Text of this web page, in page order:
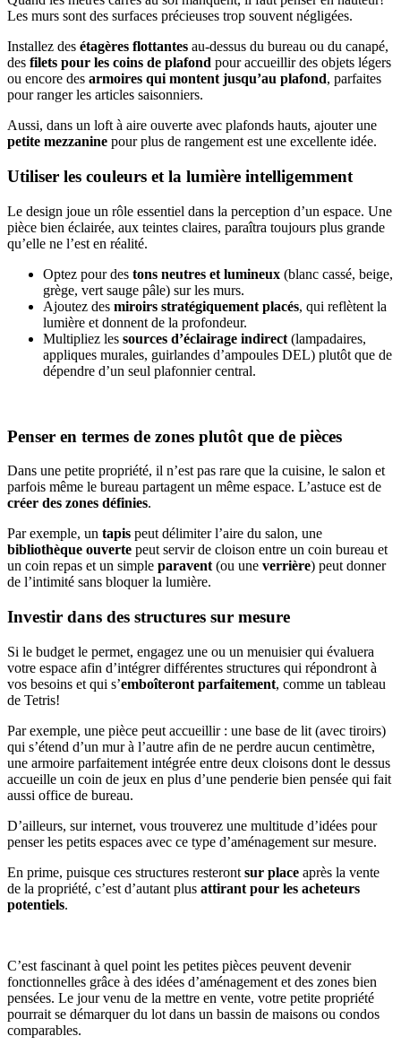
Les murs sont des surfaces précieuses trop souvent négligées.
Installez des étagères flottantes au-dessus du bureau ou du canapé,
des filets pour les coins de plafond pour accueillir des objets légers
ou encore des armoires qui montent jusqu’au plafond, parfaites
pour ranger les articles saisonniers.
Aussi, dans un loft à aire ouverte avec plafonds hauts, ajouter une
petite mezzanine pour plus de rangement est une excellente idée.
Utiliser les couleurs et la lumière intelligemment
Le design joue un rôle essentiel dans la perception d’un espace. Une
pièce bien éclairée, aux teintes claires, paraîtra toujours plus grande
qu’elle ne l’est en réalité.
Optez pour des tons neutres et lumineux (blanc cassé, beige,
grège, vert sauge pâle) sur les murs.
Ajoutez des miroirs stratégiquement placés, qui reflètent la
lumière et donnent de la profondeur.
Multipliez les sources d’éclairage indirect (lampadaires,
appliques murales, guirlandes d’ampoules DEL) plutôt que de
dépendre d’un seul plafonnier central.
Penser en termes de zones plutôt que de pièces
Dans une petite propriété, il n’est pas rare que la cuisine, le salon et
parfois même le bureau partagent un même espace. L’astuce est de
créer des zones définies.
Par exemple, un tapis peut délimiter l’aire du salon, une
bibliothèque ouverte peut servir de cloison entre un coin bureau et
un coin repas et un simple paravent (ou une verrière) peut donner
de l’intimité sans bloquer la lumière.
Investir dans des structures sur mesure
Si le budget le permet, engagez une ou un menuisier qui évaluera
votre espace afin d’intégrer différentes structures qui répondront à
vos besoins et qui s’emboîteront parfaitement, comme un tableau
de Tetris!
Par exemple, une pièce peut accueillir : une base de lit (avec tiroirs)
qui s’étend d’un mur à l’autre afin de ne perdre aucun centimètre,
une armoire parfaitement intégrée entre deux cloisons dont le dessus
accueille un coin de jeux en plus d’une penderie bien pensée qui fait
aussi office de bureau.
D’ailleurs, sur internet, vous trouverez une multitude d’idées pour
penser les petits espaces avec ce type d’aménagement sur mesure.
En prime, puisque ces structures resteront sur place après la vente
de la propriété, c’est d’autant plus attirant pour les acheteurs
potentiels.
C’est fascinant à quel point les petites pièces peuvent devenir
fonctionnelles grâce à des idées d’aménagement et des zones bien
pensées. Le jour venu de la mettre en vente, votre petite propriété
pourrait se démarquer du lot dans un bassin de maisons ou condos
comparables.